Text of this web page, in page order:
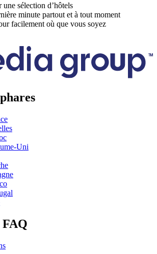
une sélection d’hôtels
minute partout et à tout moment
facilement où que vous soyez
Uni
FAQ